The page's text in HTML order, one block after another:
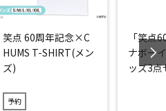
笑点 60周年記念×C
HUMS T-SHIRT(メン
ズ)
予約
「笑点
ナボー
ッズ3点